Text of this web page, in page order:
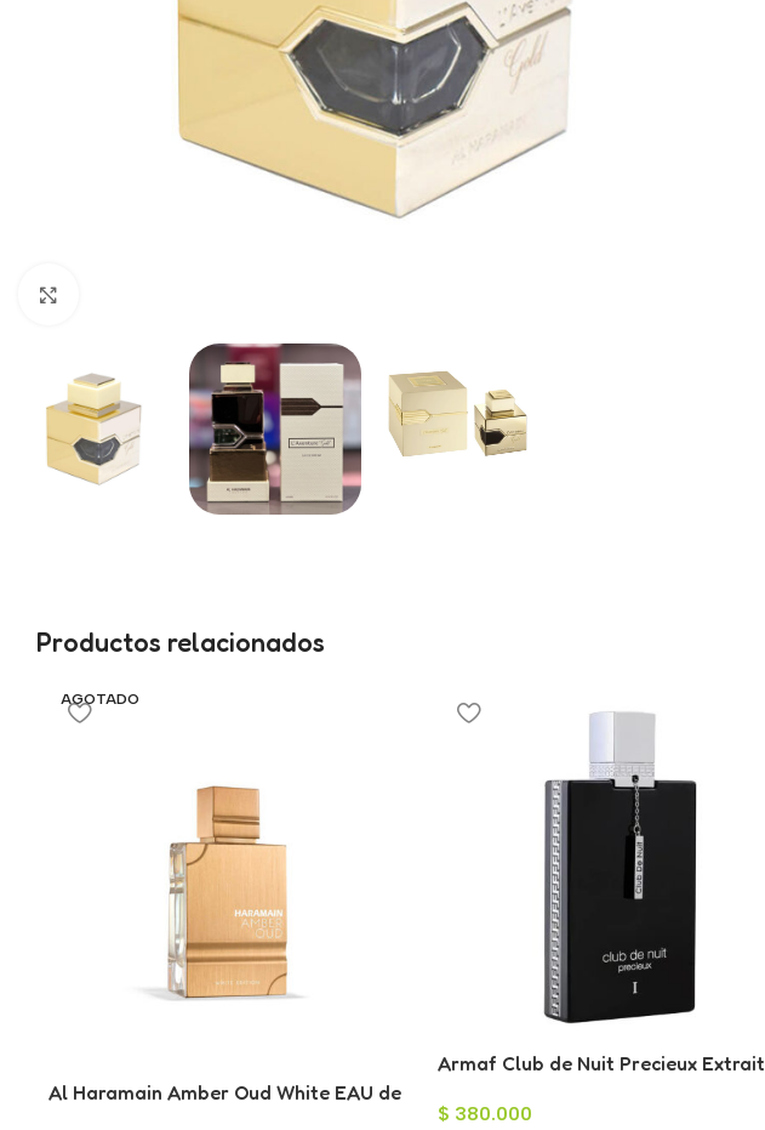
Productos relacionados
AGOTADO
Al Haramain Amber Oud White EAU de
Armaf Club de Nuit Precieux Extrait
$ 380.000